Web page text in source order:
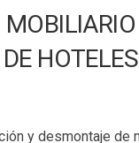
MOBILIARIO
DE HOTELES